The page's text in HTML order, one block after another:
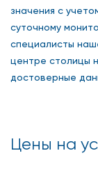
значения с
суточному
специалисты
центре столицы
достоверные
раздумываете,
АД в Москве,
Цены на